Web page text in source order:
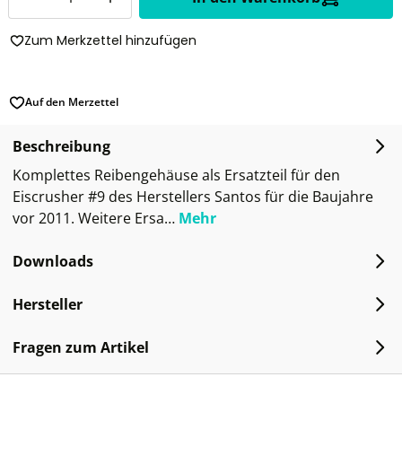
Zum Merkzettel hinzufügen
Auf den Merzettel
Beschreibung
Komplettes Reibengehäuse als Ersatzteil für den
Eiscrusher #9 des Herstellers Santos für die Baujahre
vor 2011. Weitere Ersa… Mehr
Downloads
Hersteller
Fragen zum Artikel